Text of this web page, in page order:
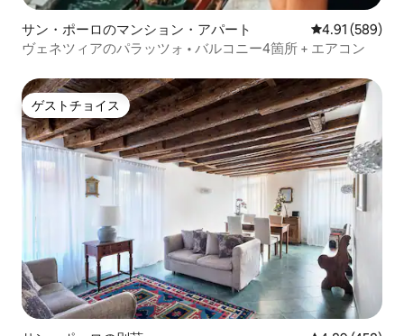
サン・ポーロのマンション・アパート レビュー589
4.91 (589)
ヴェネツィアのパラッツォ • バルコニー4箇所 + エアコン
ゲストチョイス
ゲストチョイス